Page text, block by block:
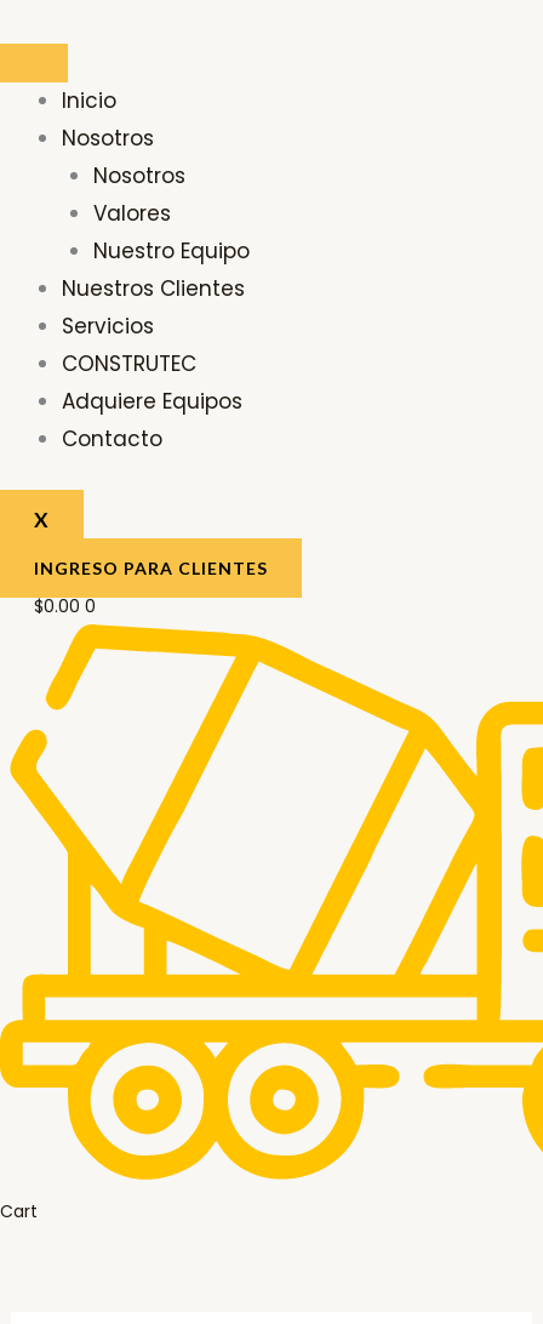
contenido
Inicio
Nosotros
Nosotros
Valores
Nuestro Equipo
Nuestros Clientes
Servicios
CONSTRUTEC
Adquiere Equipos
Contacto
X
INGRESO PARA CLIENTES
$0.00 0
Cart